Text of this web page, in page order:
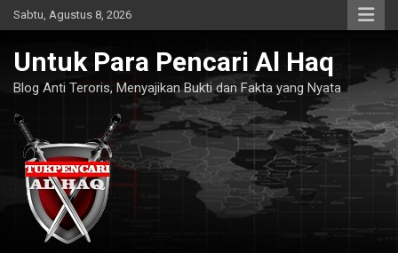
Skip
to
Sabtu, Agustus 8, 2026
Untuk Para Pencari Al Haq
Blog Anti Teroris, Menyajikan Bukti dan Fakta yang Nyata